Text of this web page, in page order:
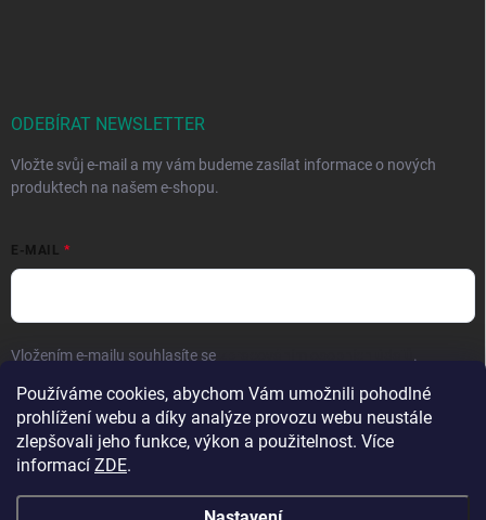
Používáme cookies, abychom Vám umožnili pohodlné
prohlížení webu a díky analýze provozu webu neustále
zlepšovali jeho funkce, výkon a použitelnost. Více
informací ZDE.
ODEBÍRAT NEWSLETTER
Vložte svůj e-mail a my vám budeme zasílat informace o nových
produktech na našem e-shopu.
E-MAIL
Vložením e-mailu souhlasíte se .
Přihlásit se